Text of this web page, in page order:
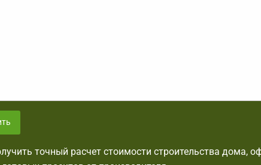
точный расчет стоимости строительства дома,